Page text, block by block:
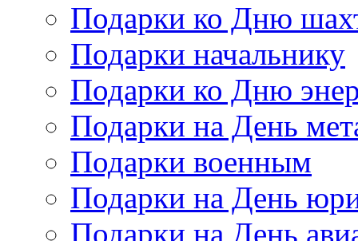
Подарки ко Дню
Подарки начальнику
Подарки ко Дню
Подарки на День
Подарки военным
Подарки на День
Подарки на День